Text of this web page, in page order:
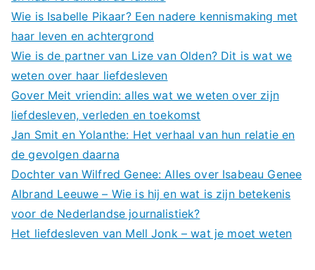
Wie is Isabelle Pikaar? Een nadere kennismaking met
haar leven en achtergrond
Wie is de partner van Lize van Olden? Dit is wat we
weten over haar liefdesleven
Gover Meit vriendin: alles wat we weten over zijn
liefdesleven, verleden en toekomst
Jan Smit en Yolanthe: Het verhaal van hun relatie en
de gevolgen daarna
Dochter van Wilfred Genee: Alles over Isabeau Genee
Albrand Leeuwe – Wie is hij en wat is zijn betekenis
voor de Nederlandse journalistiek?
Het liefdesleven van Mell Jonk – wat je moet weten